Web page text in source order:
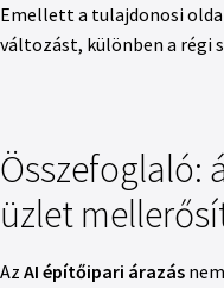
Emellett a tulajdonosi
változást, különben a régi
Összefoglaló:
üzlet
Az AI építőipari árazás